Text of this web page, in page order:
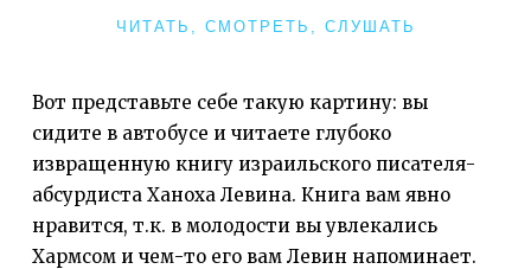
РУБРИКИ
ЧИТАТЬ, СМОТРЕТЬ, СЛУШАТЬ
Вот представьте себе такую картину: вы
сидите в автобусе и читаете глубоко
извращенную книгу израильского писателя-
абсурдиста Ханоха Левина. Книга вам явно
нравится, т.к. в молодости вы увлекались
Хармсом и чем-то его вам Левин напоминает.